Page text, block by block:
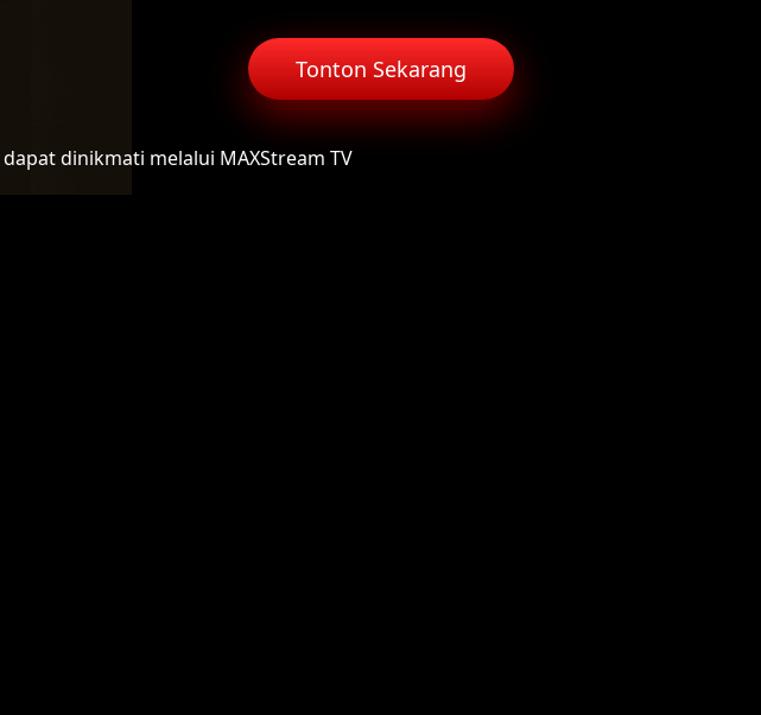
Tonton Sekarang
dapat dinikmati melalui MAXStream TV